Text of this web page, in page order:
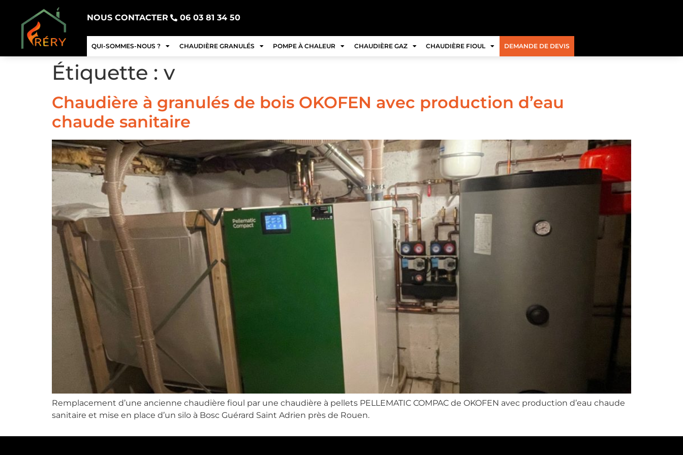
NOUS CONTACTER 06 03 81 34 50
QUI-SOMMES-NOUS ? CHAUDIÈRE GRANULÉS POMPE À CHALEUR CHAUDIÈRE GAZ CHAUDIÈRE FIOUL DEMANDE DE DEVIS
Étiquette : v
Chaudière à granulés de bois OKOFEN avec production d’eau
chaude sanitaire
Remplacement d’une ancienne chaudière fioul par une chaudière à pellets PELLEMATIC COMPAC de OKOFEN avec production d’eau chaude
sanitaire et mise en place d’un silo à Bosc Guérard Saint Adrien près de Rouen.